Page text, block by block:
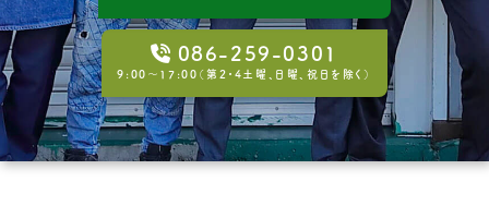
086-259-0301
9:00〜17:00（第2・4土曜、日曜、祝日を除く）